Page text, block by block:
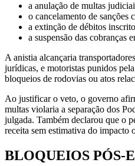
a anulação de multas
o cancelamento de sanções
a extinção de débitos
a suspensão das cobranças
A anistia alcançaria
jurídicas, e motoristas punidos
bloqueios de rodovias ou atos
Ao justificar o veto, o governo
multas violaria a separação dos
julgada. Também declarou que o
receita sem estimativa do impacto
BLOQUEIOS PÓS-